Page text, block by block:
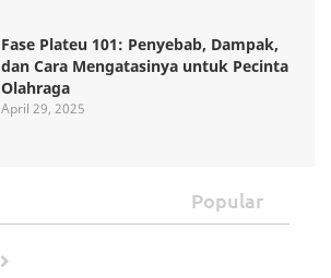
Fase Plateu 101: Penyebab, Dampak,
dan Cara Mengatasinya untuk Pecinta
Olahraga
April 29, 2025
Popular